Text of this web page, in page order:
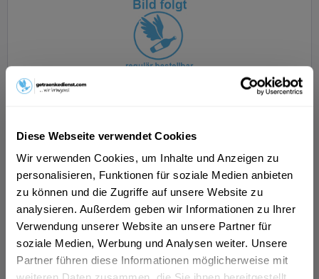
Diese Webseite verwendet Cookies
Wir verwenden Cookies, um Inhalte und Anzeigen zu
personalisieren, Funktionen für soziale Medien anbieten
zu können und die Zugriffe auf unsere Website zu
analysieren. Außerdem geben wir Informationen zu Ihrer
Verwendung unserer Website an unsere Partner für
soziale Medien, Werbung und Analysen weiter. Unsere
Partner führen diese Informationen möglicherweise mit
Inhalt0.75 Liter(134,68 € * / 1 Liter)
ab 101,01 € *
In den Warenkorb